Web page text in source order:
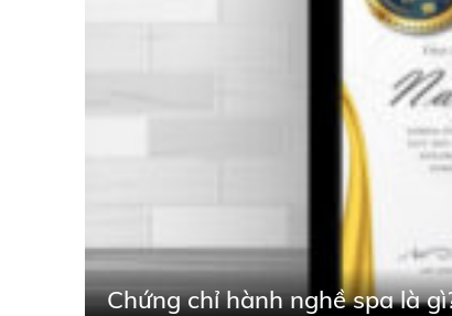
Chứng chỉ hành nghề spa là